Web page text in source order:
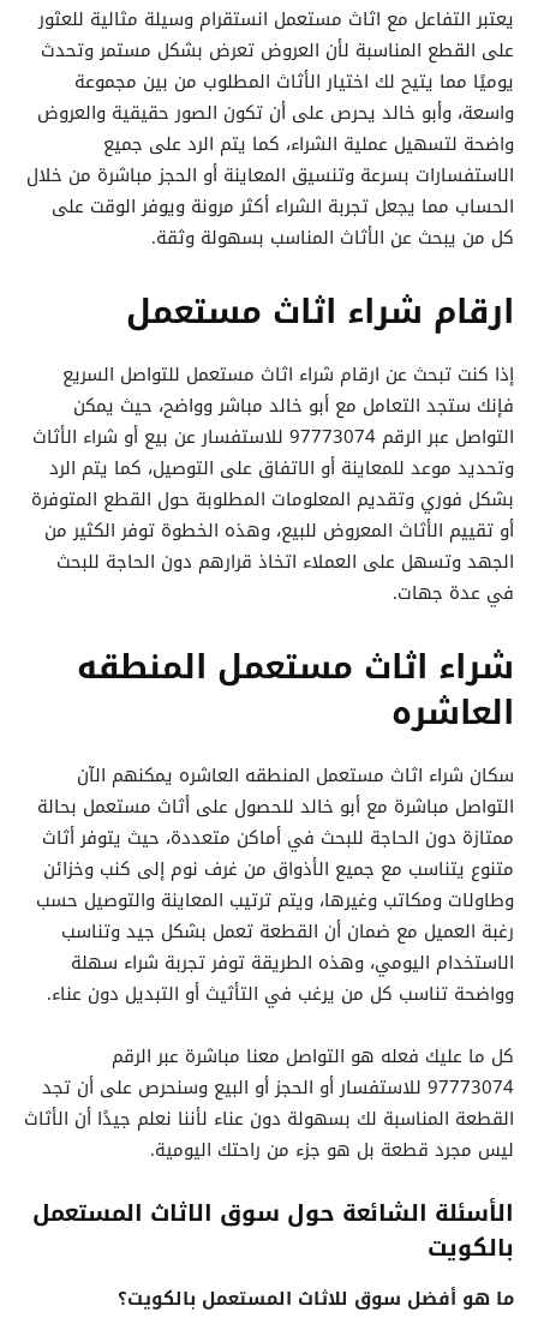
يعتبر التفاعل مع اثاث مستعمل انستقرام وسيلة مثالية للعثور
على القطع المناسبة لأن العروض تعرض بشكل مستمر وتحدث
يوميًا مما يتيح لك اختيار الأثاث المطلوب من بين مجموعة
واسعة، وأبو خالد يحرص على أن تكون الصور حقيقية والعروض
واضحة لتسهيل عملية الشراء، كما يتم الرد على جميع
الاستفسارات بسرعة وتنسيق المعاينة أو الحجز مباشرة من خلال
الحساب مما يجعل تجربة الشراء أكثر مرونة ويوفر الوقت على
كل من يبحث عن الأثاث المناسب بسهولة وثقة.
ارقام شراء اثاث مستعمل
إذا كنت تبحث عن ارقام شراء اثاث مستعمل للتواصل السريع
فإنك ستجد التعامل مع أبو خالد مباشر وواضح، حيث يمكن
التواصل عبر الرقم 97773074 للاستفسار عن بيع أو شراء الأثاث
وتحديد موعد للمعاينة أو الاتفاق على التوصيل، كما يتم الرد
بشكل فوري وتقديم المعلومات المطلوبة حول القطع المتوفرة
أو تقييم الأثاث المعروض للبيع، وهذه الخطوة توفر الكثير من
الجهد وتسهل على العملاء اتخاذ قرارهم دون الحاجة للبحث
في عدة جهات.
شراء اثاث مستعمل المنطقه
العاشره
سكان شراء اثاث مستعمل المنطقه العاشره يمكنهم الآن
التواصل مباشرة مع أبو خالد للحصول على أثاث مستعمل بحالة
ممتازة دون الحاجة للبحث في أماكن متعددة، حيث يتوفر أثاث
متنوع يتناسب مع جميع الأذواق من غرف نوم إلى كنب وخزائن
وطاولات ومكاتب وغيرها، ويتم ترتيب المعاينة والتوصيل حسب
رغبة العميل مع ضمان أن القطعة تعمل بشكل جيد وتناسب
الاستخدام اليومي، وهذه الطريقة توفر تجربة شراء سهلة
وواضحة تناسب كل من يرغب في التأثيث أو التبديل دون عناء.
كل ما عليك فعله هو التواصل معنا مباشرة عبر الرقم
97773074 للاستفسار أو الحجز أو البيع وسنحرص على أن تجد
القطعة المناسبة لك بسهولة دون عناء لأننا نعلم جيدًا أن الأثاث
ليس مجرد قطعة بل هو جزء من راحتك اليومية.
الأسئلة الشائعة حول سوق الاثاث المستعمل
بالكويت
ما هو أفضل سوق للاثاث المستعمل بالكويت؟